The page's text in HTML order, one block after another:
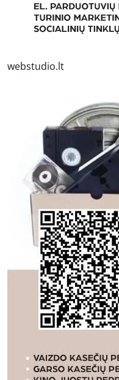
webstudio.lt